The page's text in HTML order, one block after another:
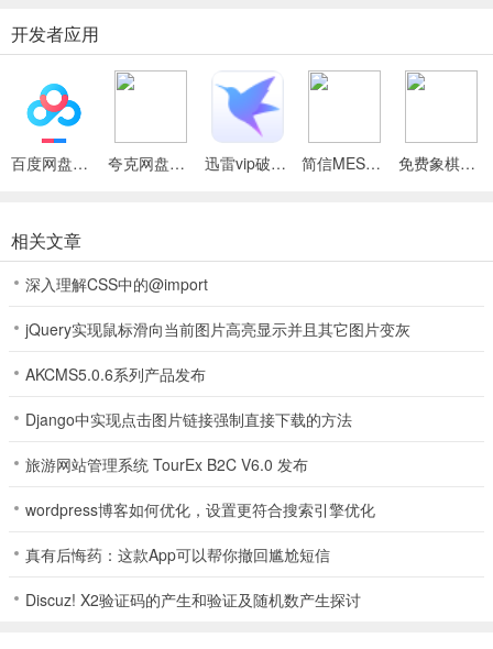
小马模拟器怎么删除游戏
1、运行小马模拟器，我们可以在主界面可以看到已经安装的应用
2、如果点击的话我们会发现应用就会自动启动了，那么怎么删除呢？
3、其实很简单，我们像在安卓上操作应用一样，鼠标左键一直按着应
用就会出现删除的图标
5、点击确定，稍等一会儿就会删除完成了
开发者应用
百度网盘绿色免安装Pc电脑版 夸克网盘官方正式版 迅雷vip破解版永久会员2024版 简信MES最新手机版 免费象棋竞技比拼2026最新版本
相关文章
深入理解CSS中的@import
jQuery实现鼠标滑向当前图片高亮显示并且其它图片变灰
AKCMS5.0.6系列产品发布
Django中实现点击图片链接强制直接下载的方法
旅游网站管理系统 TourEx B2C V6.0 发布
wordpress博客如何优化，设置更符合搜索引擎优化
真有后悔药：这款App可以帮你撤回尴尬短信
Discuz! X2验证码的产生和验证及随机数产生探讨